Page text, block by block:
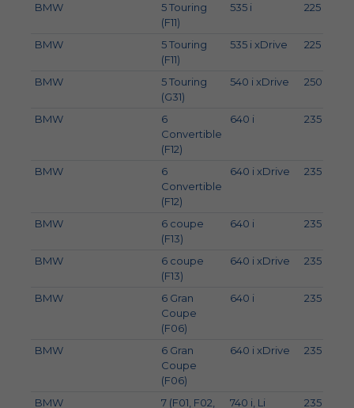
BMW
5 Touring
(F11)
535 i 225
BMW
5 Touring
(F11)
535 i xDrive 225
BMW
5 Touring
(G31)
540 i xDrive 250
BMW
6
Convertible
(F12)
640 i 235
BMW
6
Convertible
(F12)
640 i xDrive 235
BMW
6 coupe
(F13)
640 i 235
BMW
6 coupe
(F13)
640 i xDrive 235
BMW
6 Gran
Coupe
(F06)
640 i 235
BMW
6 Gran
Coupe
(F06)
640 i xDrive 235
BMW
7 (F01, F02,
740 i, Li 235